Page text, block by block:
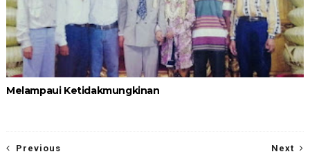
Melampaui Ketidakmungkinan
Next
Previous